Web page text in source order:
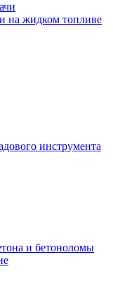
на жидком топливе
инструмента
и бетоноломы